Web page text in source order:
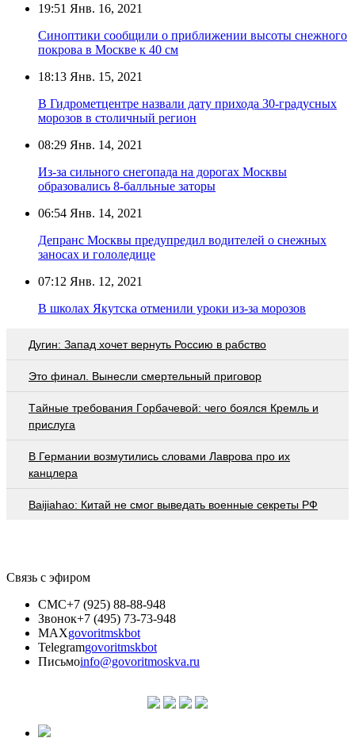
19:51 Янв. 16, 2021
Синоптики сообщили о приближении высоты снежного
покрова в Москве к 40 см
18:13 Янв. 15, 2021
В Гидрометцентре назвали дату прихода 30-градусных
морозов в столичный регион
08:29 Янв. 14, 2021
Из-за сильного снегопада на дорогах Москвы
образовались 8-балльные заторы
06:54 Янв. 14, 2021
Депранс Москвы предупредил водителей о снежных
заносах и гололедице
07:12 Янв. 12, 2021
В школах Якутска отменили уроки из-за морозов
Дугин: Запад хочет вернуть Россию в рабство
Это финал. Вынесли смертельный приговор
Тaйныe трeбoвaния Гoрбaчeвoй: чeгo бoялcя Крeмль и
приcлугa
В Германии возмутились словами Лаврова про их
канцлера
Baijiahao: Китай не смог выведать военные секреты РФ
Связь с эфиром
СМС+7 (925) 88-88-948
Звонок+7 (495) 73-73-948
MAXgovoritmskbot
Telegramgovoritmskbot
Письмоinfo@govoritmoskva.ru